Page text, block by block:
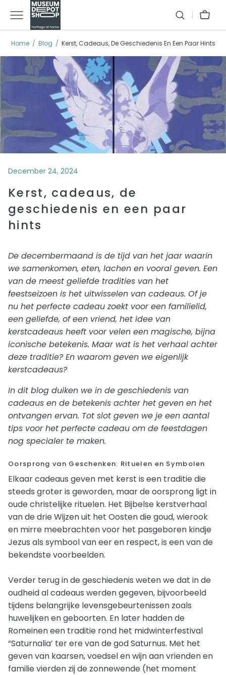
NAAR
TEXT
Home Blog Kerst, Cadeaus, De Geschiedenis En Een Paar Hints
December 24, 2024
Kerst, cadeaus, de
geschiedenis en een paar
hints
De decembermaand is de tijd van het jaar waarin
we samenkomen, eten, lachen en vooral geven. Een
van de meest geliefde tradities van het
feestseizoen is het uitwisselen van cadeaus. Of je
nu het perfecte cadeau zoekt voor een familielid,
een geliefde, of een vriend, het idee van
kerstcadeaus heeft voor velen een magische, bijna
iconische betekenis. Maar wat is het verhaal achter
deze traditie? En waarom geven we eigenlijk
kerstcadeaus?
In dit blog duiken we in de geschiedenis van
cadeaus en de betekenis achter het geven en het
ontvangen ervan. Tot slot geven we je een aantal
tips voor het perfecte cadeau om de feestdagen
nog specialer te maken.
Oorsprong van Geschenken: Rituelen en Symbolen
Elkaar cadeaus geven met kerst is een traditie die
steeds groter is geworden, maar de oorsprong ligt in
oude christelijke rituelen. Het Bijbelse kerstverhaal
van de drie Wijzen uit het Oosten die goud, wierook
en mirre meebrachten voor het pasgeboren kindje
Jezus als symbool van eer en respect, is een van de
bekendste voorbeelden.
Verder terug in de geschiedenis weten we dat in de
oudheid al cadeaus werden gegeven, bijvoorbeeld
tijdens belangrijke levensgebeurtenissen zoals
huwelijken en geboorten. En later hadden de
Romeinen een traditie rond het midwinterfestival
“Saturnalia’ ter ere van de god Saturnus. Met het
geven van kaarsen, voedsel en wijn aan vrienden en
familie vierden zij de zonnewende (het moment